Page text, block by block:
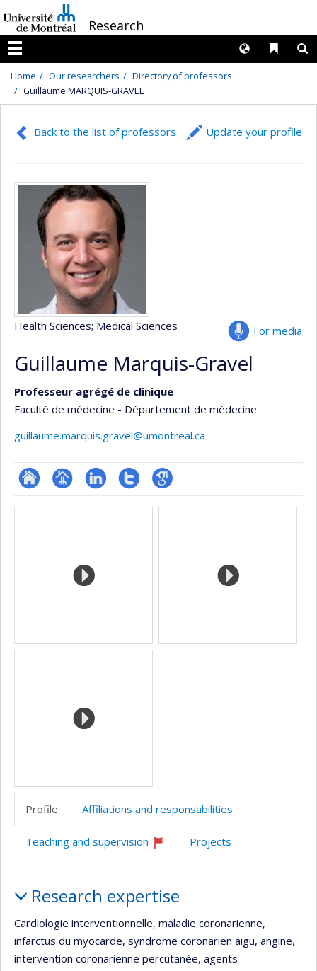
au
contenu
/Research
Menu
Liens
Langues
Home Our researchers
Directory of professors
Guillaume MARQUIS-GRAVEL
Back to the list of professors Update your profile
For media
Health Sciences; Medical Sciences
Guillaume Marquis-Gravel
Professeur agrégé de clinique
Faculté de médecine - Département de médecine
guillaume.marquis.gravel@umontreal.ca
ResearchGate
Page LinkedInCompteGoogle
Media
Profile Affiliations and responsabilities
Teaching and supervision
Currently
Projects
Research expertise
Cardiologie interventionnelle, maladie coronarienne,
infarctus du myocarde, syndrome coronarien aigu, angine,
intervention coronarienne percutanée, agents